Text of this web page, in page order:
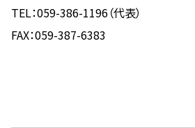
TEL：059-386-1196（代表）
FAX：059-387-6383